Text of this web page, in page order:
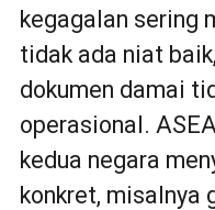
kegagalan sering
tidak ada niat
dokumen damai
operasional.
kedua negara
konkret, misalnya